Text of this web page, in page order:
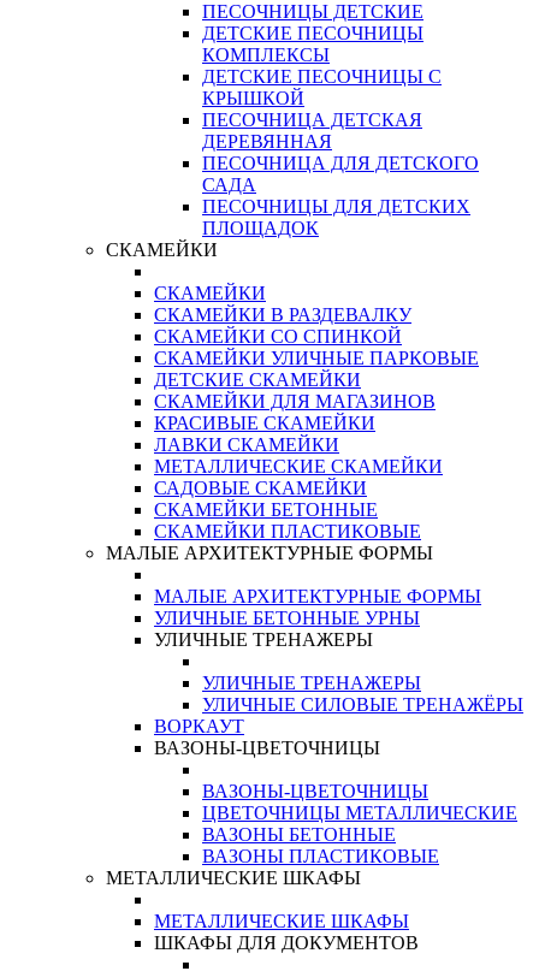
ПЕСОЧНИЦЫ ДЕТСКИЕ
ДЕТСКИЕ ПЕСОЧНИЦЫ
КОМПЛЕКСЫ
ДЕТСКИЕ ПЕСОЧНИЦЫ С
КРЫШКОЙ
ПЕСОЧНИЦА ДЕТСКАЯ
ДЕРЕВЯННАЯ
ПЕСОЧНИЦА ДЛЯ ДЕТСКОГО
САДА
ПЕСОЧНИЦЫ ДЛЯ ДЕТСКИХ
ПЛОЩАДОК
СКАМЕЙКИ
СКАМЕЙКИ
СКАМЕЙКИ В РАЗДЕВАЛКУ
СКАМЕЙКИ СО СПИНКОЙ
СКАМЕЙКИ УЛИЧНЫЕ ПАРКОВЫЕ
ДЕТСКИЕ СКАМЕЙКИ
СКАМЕЙКИ ДЛЯ МАГАЗИНОВ
КРАСИВЫЕ СКАМЕЙКИ
ЛАВКИ СКАМЕЙКИ
МЕТАЛЛИЧЕСКИЕ СКАМЕЙКИ
САДОВЫЕ СКАМЕЙКИ
СКАМЕЙКИ БЕТОННЫЕ
СКАМЕЙКИ ПЛАСТИКОВЫЕ
МАЛЫЕ АРХИТЕКТУРНЫЕ ФОРМЫ
МАЛЫЕ АРХИТЕКТУРНЫЕ ФОРМЫ
УЛИЧНЫЕ БЕТОННЫЕ УРНЫ
УЛИЧНЫЕ ТРЕНАЖЕРЫ
УЛИЧНЫЕ ТРЕНАЖЕРЫ
УЛИЧНЫЕ СИЛОВЫЕ ТРЕНАЖЁРЫ
ВОРКАУТ
ВАЗОНЫ-ЦВЕТОЧНИЦЫ
ВАЗОНЫ-ЦВЕТОЧНИЦЫ
ЦВЕТОЧНИЦЫ МЕТАЛЛИЧЕСКИЕ
ВАЗОНЫ БЕТОННЫЕ
ВАЗОНЫ ПЛАСТИКОВЫЕ
МЕТАЛЛИЧЕСКИЕ ШКАФЫ
МЕТАЛЛИЧЕСКИЕ ШКАФЫ
ШКАФЫ ДЛЯ ДОКУМЕНТОВ